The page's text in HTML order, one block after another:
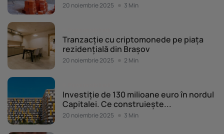
20 noiembrie 2025 3 Min
Tranzacție cu criptomonede pe piața
rezidențială din Brașov
20 noiembrie 2025 2 Min
Investiție de 130 milioane euro în nordul
Capitalei. Ce construiește...
20 noiembrie 2025 3 Min